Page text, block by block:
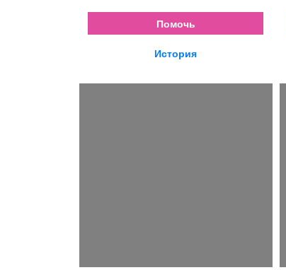
Помочь
История